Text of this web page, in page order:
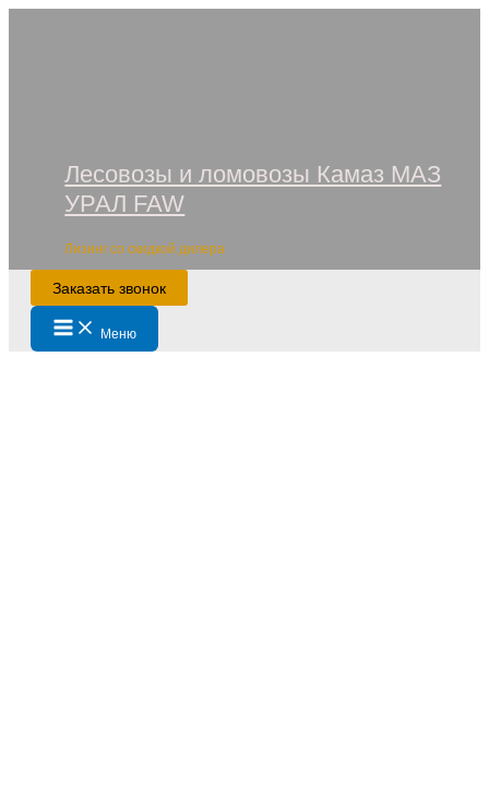
Лесовозы и ломовозы Камаз МАЗ
УРАЛ FAW
Лизинг со скидкой дилера
Заказать звонок
Main
Menu Меню